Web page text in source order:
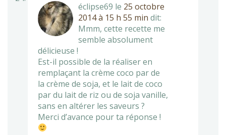
éclipse69 le 25 octobre
2014 à 15 h 55 min dit:
Mmm, cette recette me
semble absolument
délicieuse !
Est-il possible de la réaliser en
remplaçant la crème coco par de
la crème de soja, et le lait de coco
par du lait de riz ou de soja vanille,
sans en altérer les saveurs ?
Merci d’avance pour ta réponse !